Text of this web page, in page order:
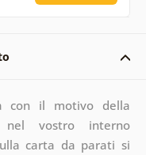
con il motivo della
vostro interno
carta da parati si